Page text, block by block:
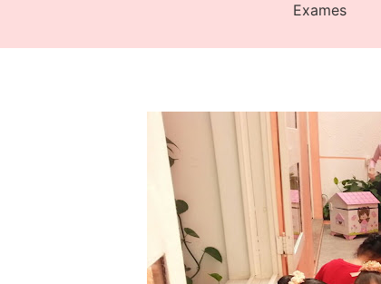
Exames